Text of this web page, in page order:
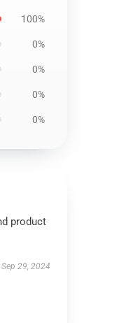
100%
0%
0%
0%
0%
product
Sep 29, 2024